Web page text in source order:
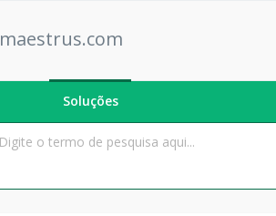
maestrus.com
Soluções